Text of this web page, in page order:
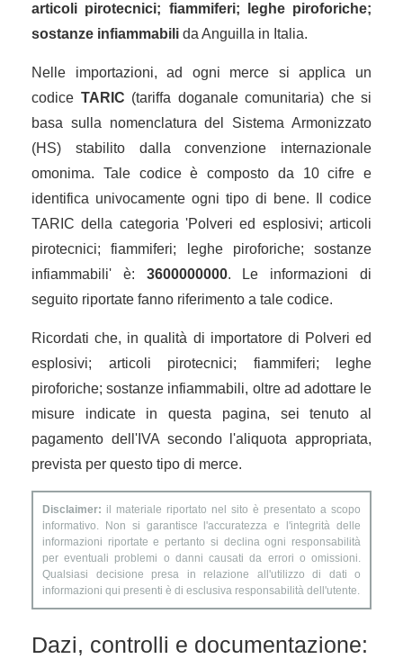
articoli pirotecnici; fiammiferi; leghe piroforiche;
sostanze infiammabili da Anguilla in Italia.
Nelle importazioni, ad ogni merce si applica un
codice TARIC (tariffa doganale comunitaria) che si
basa sulla nomenclatura del Sistema Armonizzato
(HS) stabilito dalla convenzione internazionale
omonima. Tale codice è composto da 10 cifre e
identifica univocamente ogni tipo di bene. Il codice
TARIC della categoria 'Polveri ed esplosivi; articoli
pirotecnici; fiammiferi; leghe piroforiche; sostanze
infiammabili' è: 3600000000. Le informazioni di
seguito riportate fanno riferimento a tale codice.
Ricordati che, in qualità di importatore di Polveri ed
esplosivi; articoli pirotecnici; fiammiferi; leghe
piroforiche; sostanze infiammabili, oltre ad adottare le
misure indicate in questa pagina, sei tenuto al
pagamento dell'IVA secondo l'aliquota appropriata,
prevista per questo tipo di merce.
Disclaimer: il materiale riportato nel sito è presentato a scopo
informativo. Non si garantisce l'accuratezza e l'integrità delle
informazioni riportate e pertanto si declina ogni responsabilità
per eventuali problemi o danni causati da errori o omissioni.
Qualsiasi decisione presa in relazione all'utilizzo di dati o
informazioni qui presenti è di esclusiva responsabilità dell'utente.
Dazi, controlli e documentazione: